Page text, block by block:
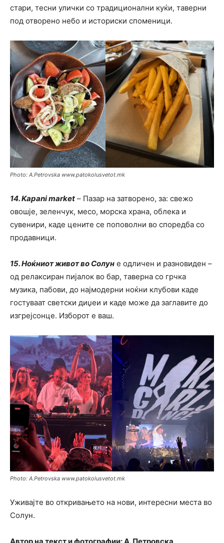
стари, тесни улички со традиционални куќи, таверни
под отворено небо и историски споменици.
Photo: A.Petrovska www.patokolusvetot.mk
14. Kapani market – Пазар на затворено, за: свежо
овошје, зеленчук, месо, морска храна, облека и
сувенири, каде цените се поповолни во споредба со
продавници.
15. Ноќниот живот во Солун е одличен и разновиден –
од релаксиран пијалок во бар, таверна со грчка
музика, пабови, до најмодерни ноќни клубови каде
гостуваат светски диџеи и каде може да заглавите до
изгрејсонце. Изборот е ваш.
Photo: A.Petrovska www.patokolusvetot.mk
Уживајте во откривањето на нови, интересни места во
Солун.